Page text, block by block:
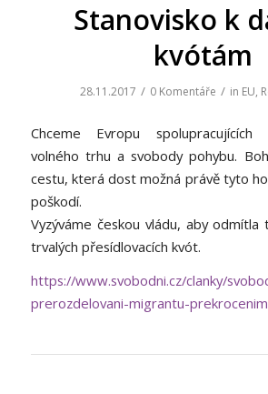
Stanovisko k
kvótám
28.11.2017 / 0 Komentáře / in EU,
Chceme Evropu spolupracujících
volného trhu a svobody pohybu.
cestu, která dost možná právě tyto
poškodí.
Vyzýváme českou vládu, aby
trvalých přesídlovacích kvót.
https://www.svobodni.cz/clanky/
prerozdelovani-migrantu-